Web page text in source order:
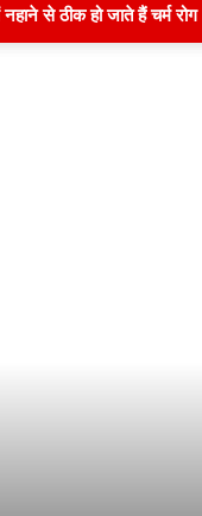
से ठीक हो जाते हैं चर्म